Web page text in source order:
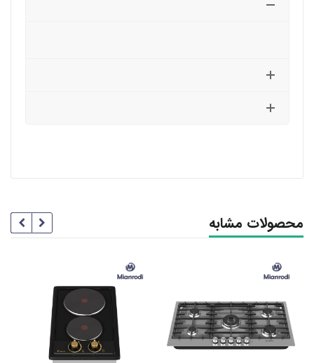
محصولات مشابه